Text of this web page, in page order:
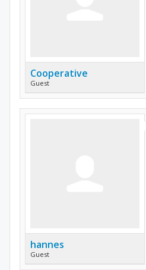
Cooperative
Guest
hannes
Guest